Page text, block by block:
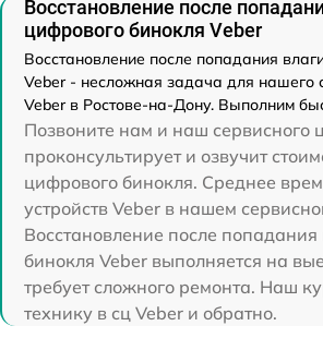
Восстановление после
цифрового бинокля Veber
Восстановление после попадания
Veber - несложная задача для нашего
Veber в Ростове-на-Дону. Выполним
Позвоните нам и наш сервисного
проконсультирует и озвучит
цифрового бинокля. Среднее
устройств Veber в нашем
Восстановление после
бинокля Veber выполняется на
требует сложного ремонта. Наш
технику в сц Veber и обратно.